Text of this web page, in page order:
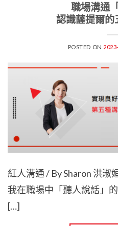
職場溝通
認識薩提爾的
POSTED ON
紅人溝通 / By Sharon 洪淑
我在職場中「聽人說話」
[…]